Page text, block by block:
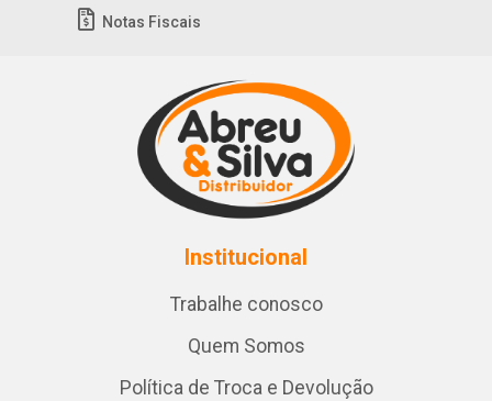
Notas Fiscais
Institucional
Trabalhe conosco
Quem Somos
Política de Troca e Devolução